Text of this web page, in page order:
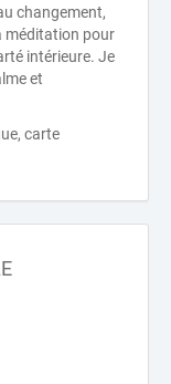
changement,
méditation pour
intérieure. Je
et
carte